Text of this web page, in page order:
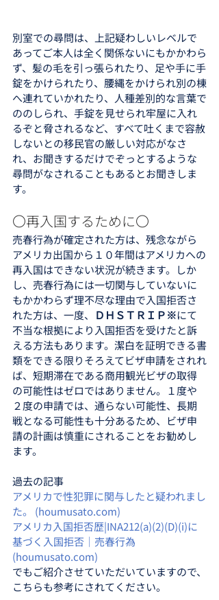
別室での尋問は、上記疑わしいレベルで
あってご本人は全く関係ないにもかかわら
ず、髪の毛を引っ張られたり、足や手に手
錠をかけられたり、腰縄をかけられ別の棟
へ連れていかれたり、人種差別的な言葉で
ののしられ、手錠を見せられ牢屋に入れ
るぞと脅されるなど、すべて吐くまで容赦
しないとの移民官の厳しい対応がなさ
れ、お聞きするだけでぞっとするような
尋問がなされることもあるとお聞きしま
す。
〇再入国するために〇
売春行為が確定された方は、残念ながら
アメリカ出国から１０年間はアメリカへの
再入国はできない状況が続きます。しか
し、売春行為には一切関与していないに
もかかわらず理不尽な理由で入国拒否さ
れた方は、一度、
ＤＨＳＴＲＩＰ※にて
不当な根拠により入国拒否を受けたと訴
える方法もあります。潔白を証明できる書
類をできる限りそろえてビザ申請をされれ
ば、短期滞在である商用観光ビザの取得
の可能性はゼロではありません。１度や
２度の申請では、通らない可能性、長期
戦となる可能性も十分あるため、ビザ申
請の計画は慎重にされることをお勧めし
ます。
過去の記事
アメリカで性犯罪に関与したと疑われまし
た。 (houmusato.com)
アメリカ入国拒否歴|INA212(a)(2)(D)(i)に
基づく入国拒否｜売春行為
(houmusato.com)
でもご紹介させていただいていますので、
こちらも参考にされてください。